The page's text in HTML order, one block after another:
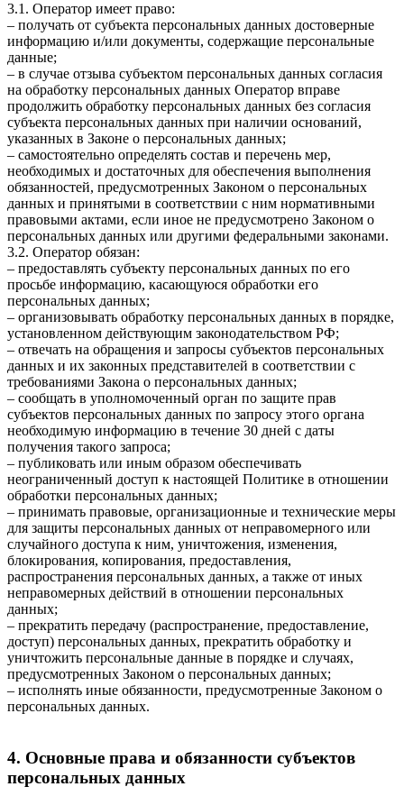
3.1. Оператор имеет право:
– получать от субъекта персональных данных достоверные
информацию и/или документы, содержащие персональные
данные;
– в случае отзыва субъектом персональных данных согласия
на обработку персональных данных Оператор вправе
продолжить обработку персональных данных без согласия
субъекта персональных данных при наличии оснований,
указанных в Законе о персональных данных;
– самостоятельно определять состав и перечень мер,
необходимых и достаточных для обеспечения выполнения
обязанностей, предусмотренных Законом о персональных
данных и принятыми в соответствии с ним нормативными
правовыми актами, если иное не предусмотрено Законом о
персональных данных или другими федеральными законами.
3.2. Оператор обязан:
– предоставлять субъекту персональных данных по его
просьбе информацию, касающуюся обработки его
персональных данных;
– организовывать обработку персональных данных в порядке,
установленном действующим законодательством РФ;
– отвечать на обращения и запросы субъектов персональных
данных и их законных представителей в соответствии с
требованиями Закона о персональных данных;
– сообщать в уполномоченный орган по защите прав
субъектов персональных данных по запросу этого органа
необходимую информацию в течение 30 дней с даты
получения такого запроса;
– публиковать или иным образом обеспечивать
неограниченный доступ к настоящей Политике в отношении
обработки персональных данных;
– принимать правовые, организационные и технические меры
для защиты персональных данных от неправомерного или
случайного доступа к ним, уничтожения, изменения,
блокирования, копирования, предоставления,
распространения персональных данных, а также от иных
неправомерных действий в отношении персональных
данных;
– прекратить передачу (распространение, предоставление,
доступ) персональных данных, прекратить обработку и
уничтожить персональные данные в порядке и случаях,
предусмотренных Законом о персональных данных;
– исполнять иные обязанности, предусмотренные Законом о
персональных данных.
4. Основные права и обязанности субъектов
персональных данных